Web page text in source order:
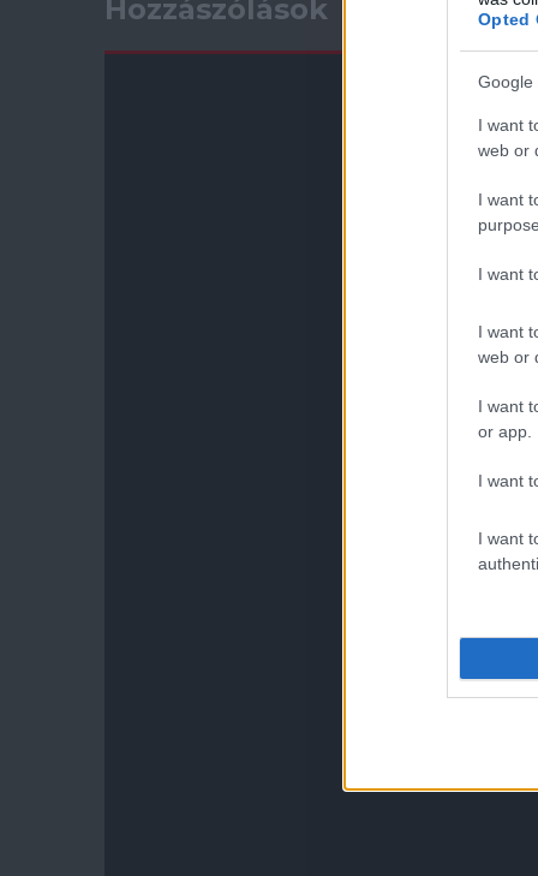
Opted
Google
I want
web or
I want
I want
I want
web or
I want
or app.
I want
I want
Hozzászólások